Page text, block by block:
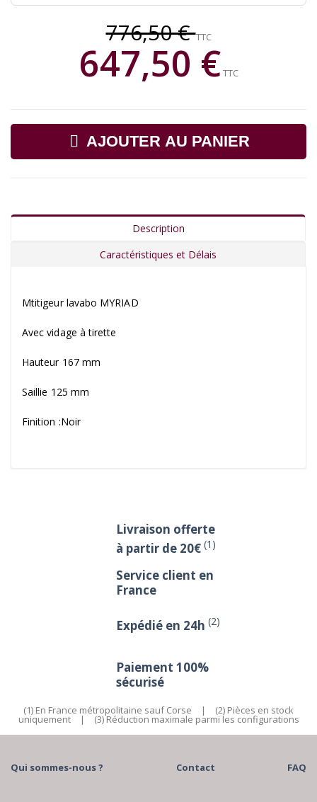
776,50 €TTC
647,50 €TTC
AJOUTER AU PANIER
Description
Caractéristiques et Délais
Mtitigeur lavabo MYRIAD
Avec vidage à tirette
Hauteur 167 mm
Saillie 125 mm
Finition :Noir
Livraison offerte
à partir de 20€ (1)
Service client en
France
Expédié en 24h (2)
Paiement 100%
sécurisé
(1) En France métropolitaine sauf Corse | (2) Pièces en stock
uniquement | (3) Réduction maximale parmi les configurations
Qui sommes-nous ? Contact FAQ